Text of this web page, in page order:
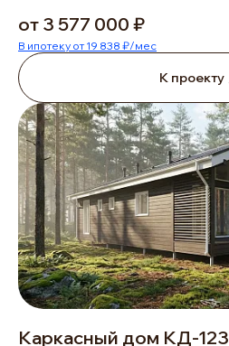
от 3 577 000 ₽
В ипотеку от 19 838 ₽/мес
К проекту
Каркасный дом КД-123